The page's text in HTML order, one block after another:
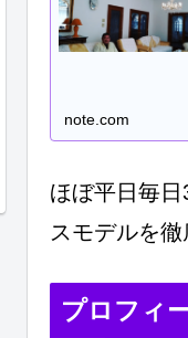
note.com
ほぼ平日毎
スモデルを
プロフィ